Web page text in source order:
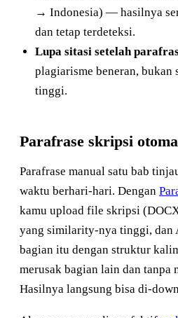
→ Indonesia) — hasilnya
dan tetap terdeteksi.
Lupa sitasi setelah
plagiarisme beneran,
tinggi.
Parafrase skripsi
Parafrase manual satu bab
waktu berhari-hari. Dengan
kamu upload file skripsi
yang similarity-nya tinggi, dan
bagian itu dengan struktur
merusak bagian lain dan tanpa
Hasilnya langsung bisa di-